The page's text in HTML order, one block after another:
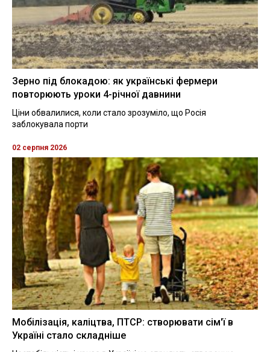
Зерно під блокадою: як українські фермери
повторюють уроки 4-річної давнини
Ціни обвалилися, коли стало зрозуміло, що Росія
заблокувала порти
02 серпня 2026
Мобілізація, каліцтва, ПТСР: створювати сім'ї в
Україні стало складніше